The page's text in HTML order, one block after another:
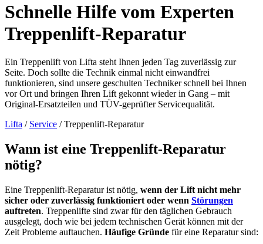
Schnelle Hilfe vom Experten
Treppenlift-Reparatur
Ein Treppenlift von Lifta steht Ihnen jeden Tag zuverlässig zur
Seite. Doch sollte die Technik einmal nicht einwandfrei
funktionieren, sind unsere geschulten Techniker schnell bei Ihnen
vor Ort und bringen Ihren Lift gekonnt wieder in Gang – mit
Original-Ersatzteilen und TÜV-geprüfter Servicequalität.
Lifta / Service / Treppenlift-Reparatur
Wann ist eine Treppenlift-Reparatur
nötig?
Eine Treppenlift-Reparatur ist nötig, wenn der Lift nicht mehr
sicher oder zuverlässig funktioniert oder wenn Störungen
auftreten. Treppenlifte sind zwar für den täglichen Gebrauch
ausgelegt, doch wie bei jedem technischen Gerät können mit der
Zeit Probleme auftauchen. Häufige Gründe für eine Reparatur sind: